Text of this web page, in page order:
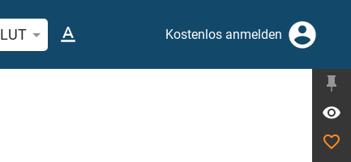
oder Begriff suchen
LUT Kostenlos anmelden